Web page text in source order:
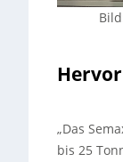
„Das
bis 25